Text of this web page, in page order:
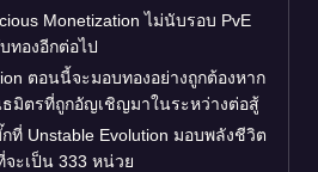
Monetization ไม่นับรอบ PvE
ทองอีกต่อไป
ตอนนี้จะมอบทองอย่างถูกต้องหาก
มิตรที่ถูกอัญเชิญมาในระหว่างต่อสู้
ที่ Unstable Evolution มอบพลังชีวิต
ะเป็น 333 หน่วย